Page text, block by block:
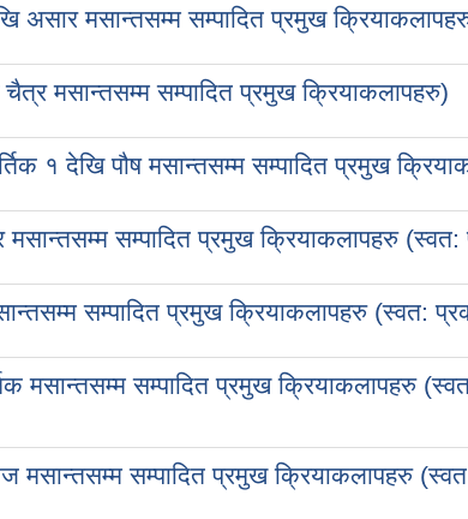
मसान्तसम्म सम्पादित प्रमुख
मसान्तसम्म सम्पादित प्रमुख क्रियाकलापहरु)
१ देखि पौष मसान्तसम्म सम्पादित प्रमुख
सम्पादित प्रमुख क्रियाकलापहरु
सम्पादित प्रमुख क्रियाकलापहरु (स्वत:
मसान्तसम्म सम्पादित प्रमुख क्रियाकलापहरु
सम्पादित प्रमुख क्रियाकलापहरु